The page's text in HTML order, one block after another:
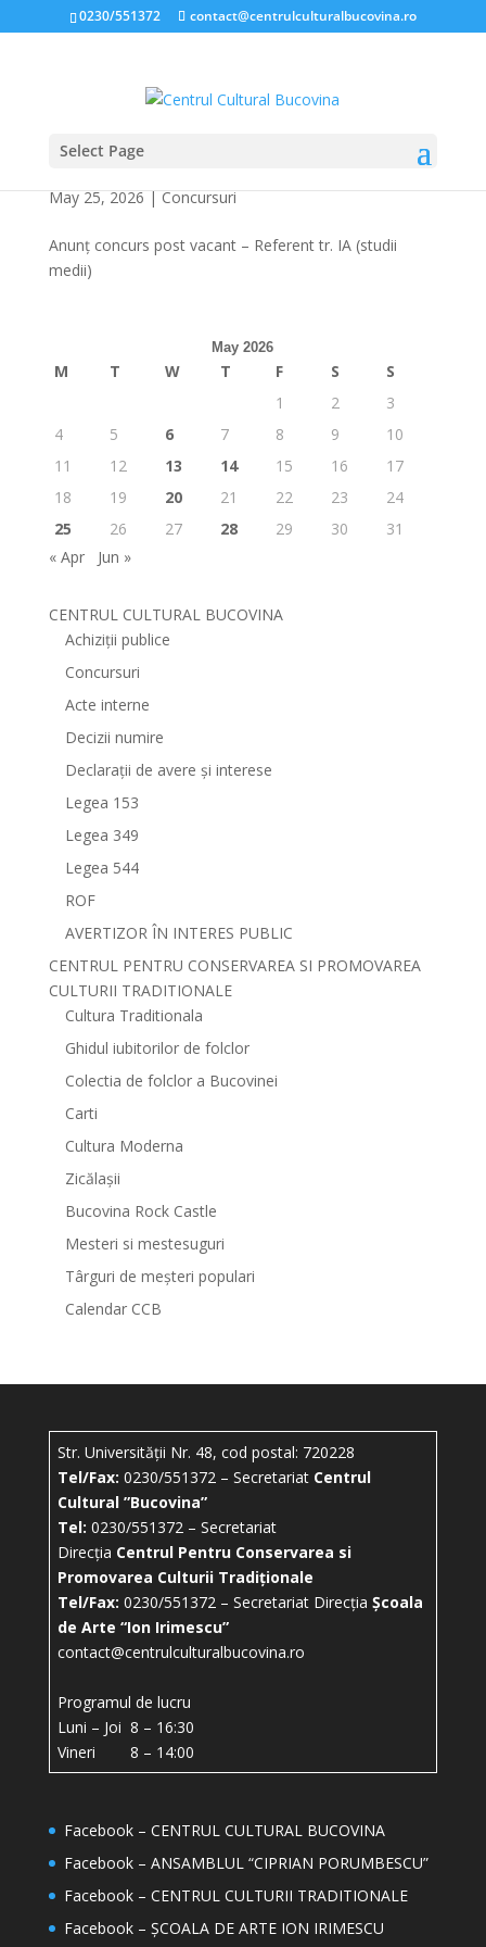
0230/551372 contact@centrulculturalbucovina.ro
Select Page
Anunț concurs post vacant – Referent tr. IA
May 25, 2026|Concursuri
Anunț concurs post vacant – Referent tr. IA (studii
medii)
May 2026
M T W T F S
S
1
2
3
4
5 6 7 8 9
10
11
12 13 14 15 16
17
18
19 20 21 22 23
24
25
26 27 28 29 30
31
« Apr
Jun »
CENTRUL CULTURAL BUCOVINA
Achiziții publice
Concursuri
Acte interne
Decizii numire
Declarații de avere și interese
Legea 153
Legea 349
Legea 544
ROF
AVERTIZOR ÎN INTERES PUBLIC
CENTRUL PENTRU CONSERVAREA SI PROMOVAREA
CULTURII TRADITIONALE
Cultura Traditionala
Ghidul iubitorilor de folclor
Colectia de folclor a Bucovinei
Carti
Cultura Moderna
Zicălașii
Bucovina Rock Castle
Mesteri si mestesuguri
Târguri de meșteri populari
Calendar CCB
Str. Universității Nr. 48, cod postal: 720228
Tel/Fax: 0230/551372 – Secretariat Centrul
Cultural ”Bucovina”
Tel: 0230/551372 – Secretariat
Direcția Centrul Pentru Conservarea si
Promovarea Culturii Tradiționale
Tel/Fax: 0230/551372 – Secretariat Direcția Școala
de Arte “Ion Irimescu”
contact@centrulculturalbucovina.ro
Programul de lucru
Luni – Joi 8 – 16:30
Vineri 8 – 14:00
Facebook – CENTRUL CULTURAL BUCOVINA
Facebook – ANSAMBLUL “CIPRIAN PORUMBESCU”
Facebook – CENTRUL CULTURII TRADITIONALE
Facebook – ȘCOALA DE ARTE ION IRIMESCU